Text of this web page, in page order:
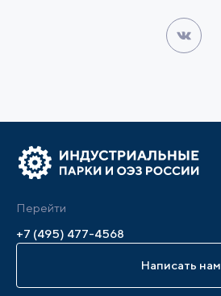
Перейти
+7 (495) 477-4568
Написать нам